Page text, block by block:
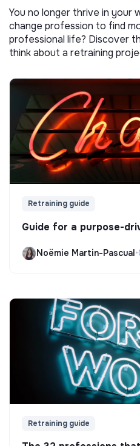
You no longer thrive in your
change profession to find
professional life? Discover
think about a retraining
Retraining guide
Guide for a purpose-
Noëmie Martin-Pascual•
Retraining guide